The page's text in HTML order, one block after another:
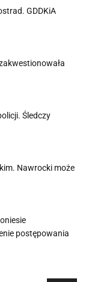
GDDKiA
Śledczy
Nawrocki może
postępowania